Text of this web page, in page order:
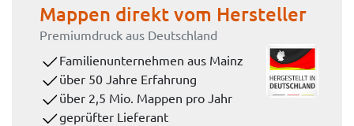
Mappen direkt vom Hersteller
Premiumdruck aus Deutschland
Familienunternehmen aus Mainz
über 50 Jahre Erfahrung
über 2,5 Mio. Mappen pro Jahr
geprüfter Lieferant